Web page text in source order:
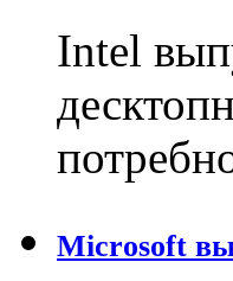
Intel
Microsoft